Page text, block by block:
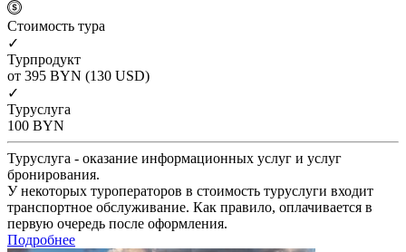
Cтоимость тура
✓
Турпродукт
от 395 BYN (130 USD)
✓
Туруслуга
100 BYN
Туруслуга - оказание информационных услуг и услуг
бронирования.
У некоторых туроператоров в стоимость туруслуги входит
транспортное обслуживание. Как правило, оплачивается в
первую очередь после оформления.
Подробнее